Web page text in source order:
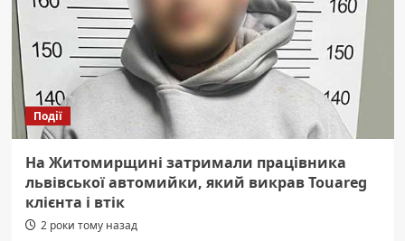
проєкту
«Пункт
психологічних
практик»
влаштували
відпочинок
в
іпотерапії
(ВІДЕО)
Події
На Житомирщині затримали працівника
львівської автомийки, який викрав Touareg
клієнта і втік
2 роки тому назад